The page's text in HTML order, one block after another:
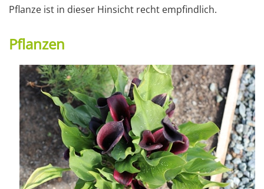
Pflanze ist in dieser Hinsicht recht empfindlich.
Pflanzen